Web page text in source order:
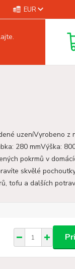
EUR
uzeníVyrobeno z
280 mmVýška:
pokrmů v
skvělé
tofu a dalších